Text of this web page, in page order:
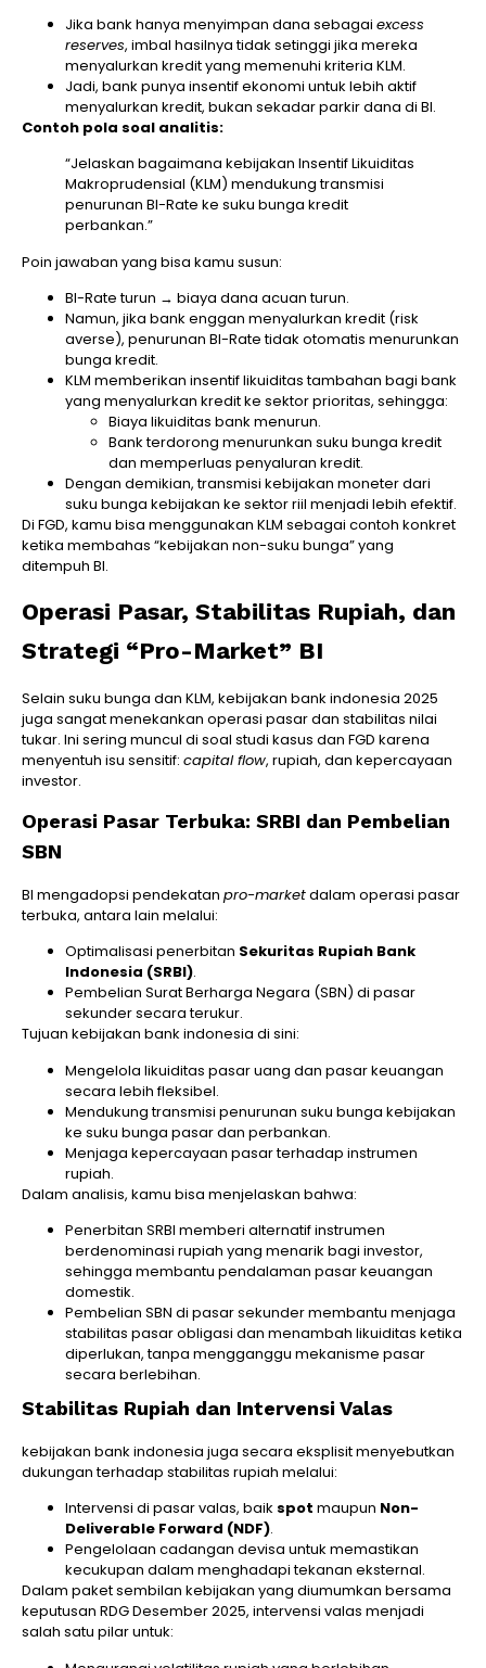
Jika bank hanya menyimpan dana sebagai excess
reserves, imbal hasilnya tidak setinggi jika mereka
menyalurkan kredit yang memenuhi kriteria KLM.
Jadi, bank punya insentif ekonomi untuk lebih aktif
menyalurkan kredit, bukan sekadar parkir dana di BI.
Contoh pola soal analitis:
“Jelaskan bagaimana kebijakan Insentif Likuiditas
Makroprudensial (KLM) mendukung transmisi
penurunan BI-Rate ke suku bunga kredit
perbankan.”
Poin jawaban yang bisa kamu susun:
BI-Rate turun → biaya dana acuan turun.
Namun, jika bank enggan menyalurkan kredit (risk
averse), penurunan BI-Rate tidak otomatis menurunkan
bunga kredit.
KLM memberikan insentif likuiditas tambahan bagi bank
yang menyalurkan kredit ke sektor prioritas, sehingga:
Biaya likuiditas bank menurun.
Bank terdorong menurunkan suku bunga kredit
dan memperluas penyaluran kredit.
Dengan demikian, transmisi kebijakan moneter dari
suku bunga kebijakan ke sektor riil menjadi lebih efektif.
Di FGD, kamu bisa menggunakan KLM sebagai contoh konkret
ketika membahas “kebijakan non-suku bunga” yang
ditempuh BI.
Operasi Pasar, Stabilitas Rupiah, dan
Strategi “Pro-Market” BI
Selain suku bunga dan KLM, kebijakan bank indonesia 2025
juga sangat menekankan operasi pasar dan stabilitas nilai
tukar. Ini sering muncul di soal studi kasus dan FGD karena
menyentuh isu sensitif: capital flow, rupiah, dan kepercayaan
investor.
Operasi Pasar Terbuka: SRBI dan Pembelian
SBN
BI mengadopsi pendekatan pro-marketdalam operasi pasar
terbuka, antara lain melalui:
Optimalisasi penerbitan Sekuritas Rupiah Bank
Indonesia (SRBI).
Pembelian Surat Berharga Negara (SBN) di pasar
sekunder secara terukur.
Tujuan kebijakan bank indonesia di sini:
Mengelola likuiditas pasar uang dan pasar keuangan
secara lebih fleksibel.
Mendukung transmisi penurunan suku bunga kebijakan
ke suku bunga pasar dan perbankan.
Menjaga kepercayaan pasar terhadap instrumen
rupiah.
Dalam analisis, kamu bisa menjelaskan bahwa:
Penerbitan SRBI memberi alternatif instrumen
berdenominasi rupiah yang menarik bagi investor,
sehingga membantu pendalaman pasar keuangan
domestik.
Pembelian SBN di pasar sekunder membantu menjaga
stabilitas pasar obligasi dan menambah likuiditas ketika
diperlukan, tanpa mengganggu mekanisme pasar
secara berlebihan.
Stabilitas Rupiah dan Intervensi Valas
kebijakan bank indonesia juga secara eksplisit menyebutkan
dukungan terhadap stabilitas rupiah melalui:
Intervensi di pasar valas, baik spot maupun Non-
Deliverable Forward (NDF).
Pengelolaan cadangan devisa untuk memastikan
kecukupan dalam menghadapi tekanan eksternal.
Dalam paket sembilan kebijakan yang diumumkan bersama
keputusan RDG Desember 2025, intervensi valas menjadi
salah satu pilar untuk: